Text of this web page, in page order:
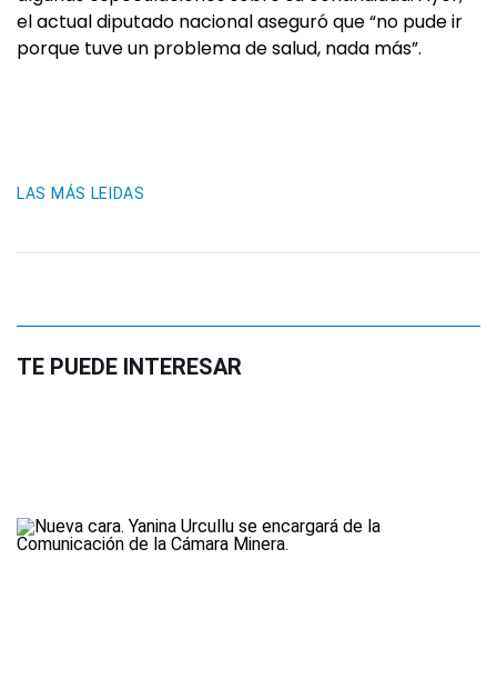
el actual diputado nacional aseguró que “no pude ir
porque tuve un problema de salud, nada más”.
LAS MÁS LEIDAS
TE PUEDE INTERESAR